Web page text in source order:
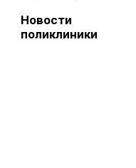
Новости
поликлиники